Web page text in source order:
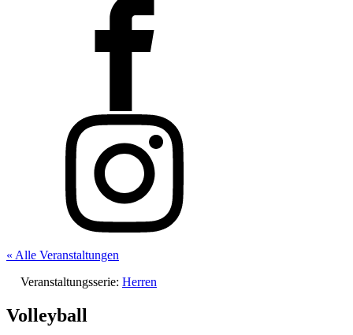
« Alle Veranstaltungen
Veranstaltungsserie: Herren
Volleyball